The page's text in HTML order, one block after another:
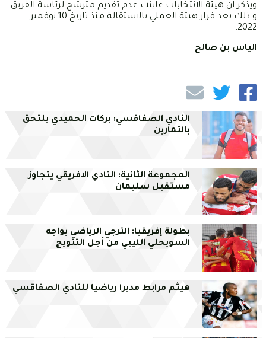
ويذكر ان هيئة الانتخابات عاينت عدم تقديم مترشح لرئاسة الفريق
و ذلك بعد قرار هيئة العملي بالاستقالة منذ تاريخ 10 نوفمبر
2022.
الياس بن صالح
النادي الصفاقسي: بركات الحميدي يلتحق
بالتمارين
المجموعة الثانية: النادي الافريقي يتجاوز
مستقبل سليمان
بطولة إفريقيا: الترجي الرياضي يواجه
السويحلي الليبي من أجل التتويج
هيثم مرابط مديرا رياضيا للنادي الصفاقسي